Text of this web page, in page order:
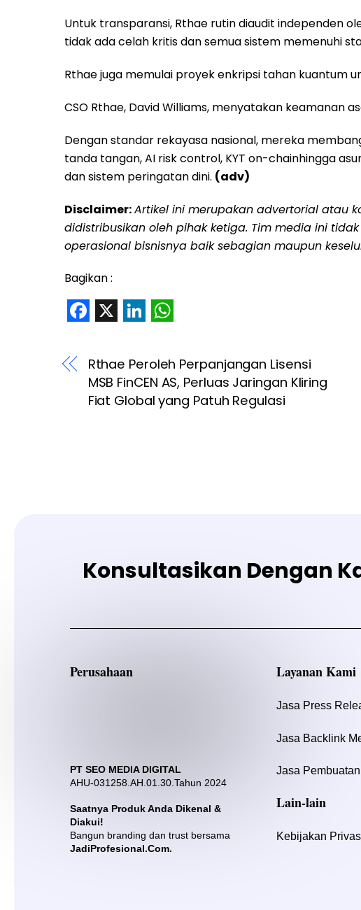
Untuk transparansi, Rthae rutin diaudit independen
tidak ada celah kritis dan semua sistem memenuhi
Rthae juga memulai proyek enkripsi tahan kuantum
CSO Rthae, David Williams, menyatakan keamanan
Dengan standar rekayasa nasional, mereka
tanda tangan, AI risk control, KYT on-chainhingga
dan sistem peringatan dini. (adv)
Disclaimer:Artikel ini merupakan advertorial atau
didistribusikan oleh pihak ketiga. Tim media ini
operasional bisnisnya baik sebagian maupun
Bagikan :
F
a
c
X L
i
n
k
W
h
a
t
Rthae Peroleh Perpanjangan Lisensi
MSB FinCEN AS, Perluas Jaringan Kliring
Fiat Global yang Patuh Regulasi
Konsultasikan Dengan
Perusahaan
PT SEO MEDIA DIGITAL
AHU-031258.AH.01.30.Tahun 2024
Saatnya Produk Anda Dikenal &
Diakui!
Bangun branding dan trust bersama
JadiProfesional.Com.
Layanan Kami
Jasa Press
Jasa Backlink
Jasa
Lain-lain
Kebijakan